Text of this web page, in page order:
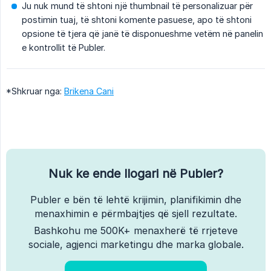
Ju nuk mund të shtoni një thumbnail të personalizuar për
postimin tuaj, të shtoni komente pasuese, apo të shtoni
opsione të tjera që janë të disponueshme vetëm në panelin
e kontrollit të Publer.
*Shkruar nga: Brikena Cani
Nuk ke ende llogari në Publer?
Publer e bën të lehtë krijimin, planifikimin dhe
menaxhimin e përmbajtjes që sjell rezultate.
Bashkohu me 500K+ menaxherë të rrjeteve
sociale, agjenci marketingu dhe marka globale.